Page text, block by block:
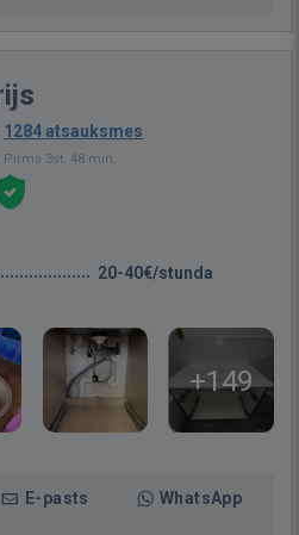
1284 atsauksmes
Pirms 3st. 48 min.
20-40€/stunda
+149
E-pasts WhatsApp